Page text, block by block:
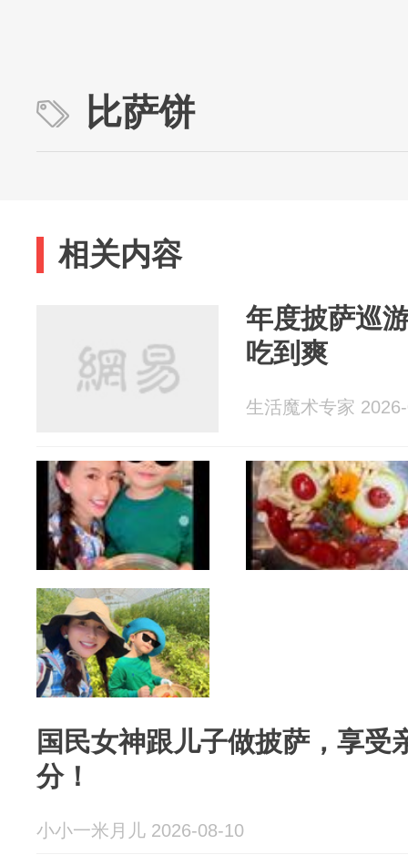
比萨饼
相关内容
年度披萨巡
吃到爽
生活魔术专家
国民女神跟儿子做披萨，享受
分！
小小一米月儿 2026-08-10